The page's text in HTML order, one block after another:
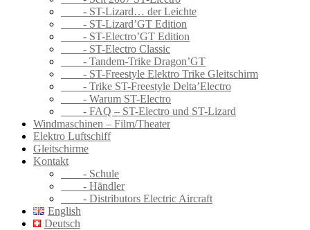
- ST-Lizard… der Leichte
- ST-Lizard’GT Edition
- ST-Electro’GT Edition
- ST-Electro Classic
- Tandem-Trike Dragon’GT
- ST-Freestyle Elektro Trike Gleitschirm
- Trike ST-Freestyle Delta’Electro
- Warum ST-Electro
- FAQ – ST-Electro und ST-Lizard
Windmaschinen – Film/Theater
Elektro Luftschiff
Gleitschirme
Kontakt
- Schule
- Händler
- Distributors Electric Aircraft
English
Deutsch